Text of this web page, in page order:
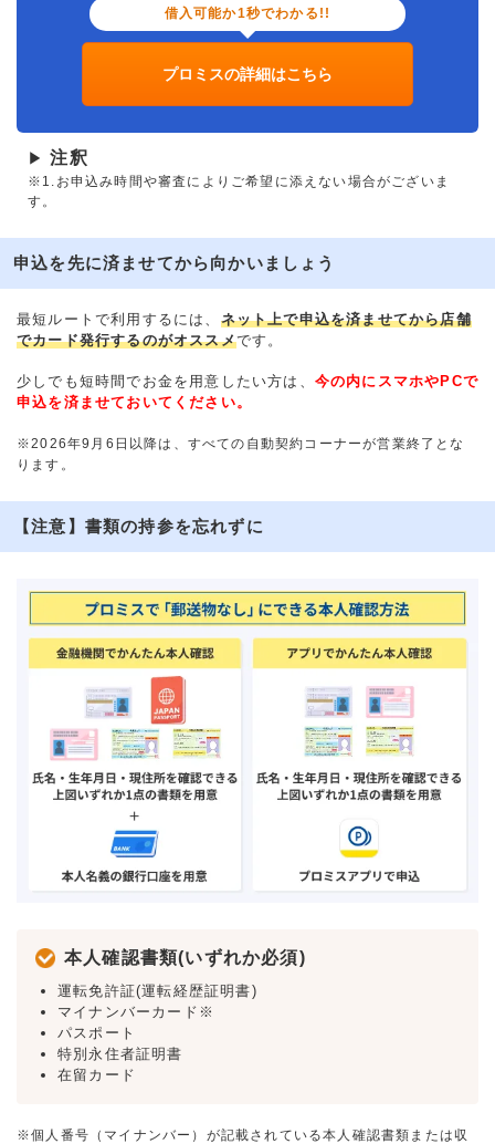
借入可能か1秒でわかる!!
プロミスの詳細はこちら
▶ 注釈
※1.お申込み時間や審査によりご希望に添えない場合がございま
す。
申込を先に済ませてから向かいましょう
最短ルートで利用するには、 ネット上で申込を済ませてから店舗
でカード発行するのがオススメです。
少しでも短時間でお金を用意したい方は、 今の内にスマホやPCで
申込を済ませておいてください。
※2026年9月6日以降は、すべての自動契約コーナーが営業終了とな
ります。
【注意】書類の持参を忘れずに
本人確認書類(いずれか必須)
運転免許証(運転経歴証明書)
マイナンバーカード※
パスポート
特別永住者証明書
在留カード
※個人番号（マイナンバー）が記載されている本人確認書類または収